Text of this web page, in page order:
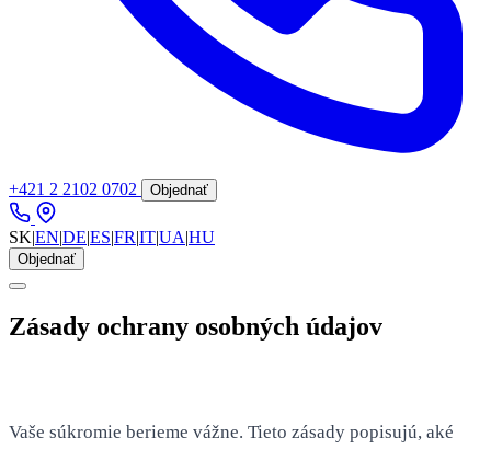
+421 2 2102 0702 Objednať
SK|EN|DE|ES|FR|IT|UA|HU
Objednať
Zásady ochrany osobných údajov
Vaše súkromie berieme vážne. Tieto zásady popisujú, aké